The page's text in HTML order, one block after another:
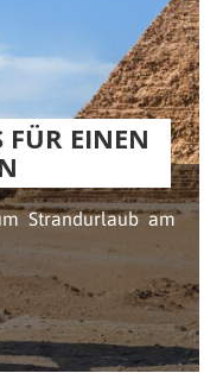
EINEN
Strandurlaub am